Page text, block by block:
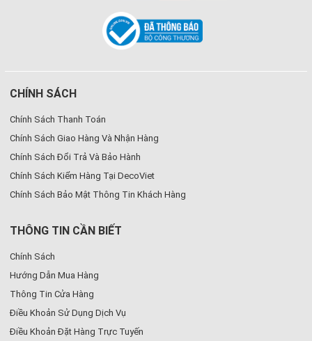
CHÍNH SÁCH
Chính Sách Thanh Toán
Chính Sách Giao Hàng Và Nhận Hàng
Chính Sách Đổi Trả Và Bảo Hành
Chính Sách Kiểm Hàng Tại DecoViet
Chính Sách Bảo Mật Thông Tin Khách Hàng
THÔNG TIN CẦN BIẾT
Chính Sách
Hướng Dẫn Mua Hàng
Thông Tin Cửa Hàng
Điều Khoản Sử Dụng Dịch Vụ
Điều Khoản Đặt Hàng Trực Tuyến